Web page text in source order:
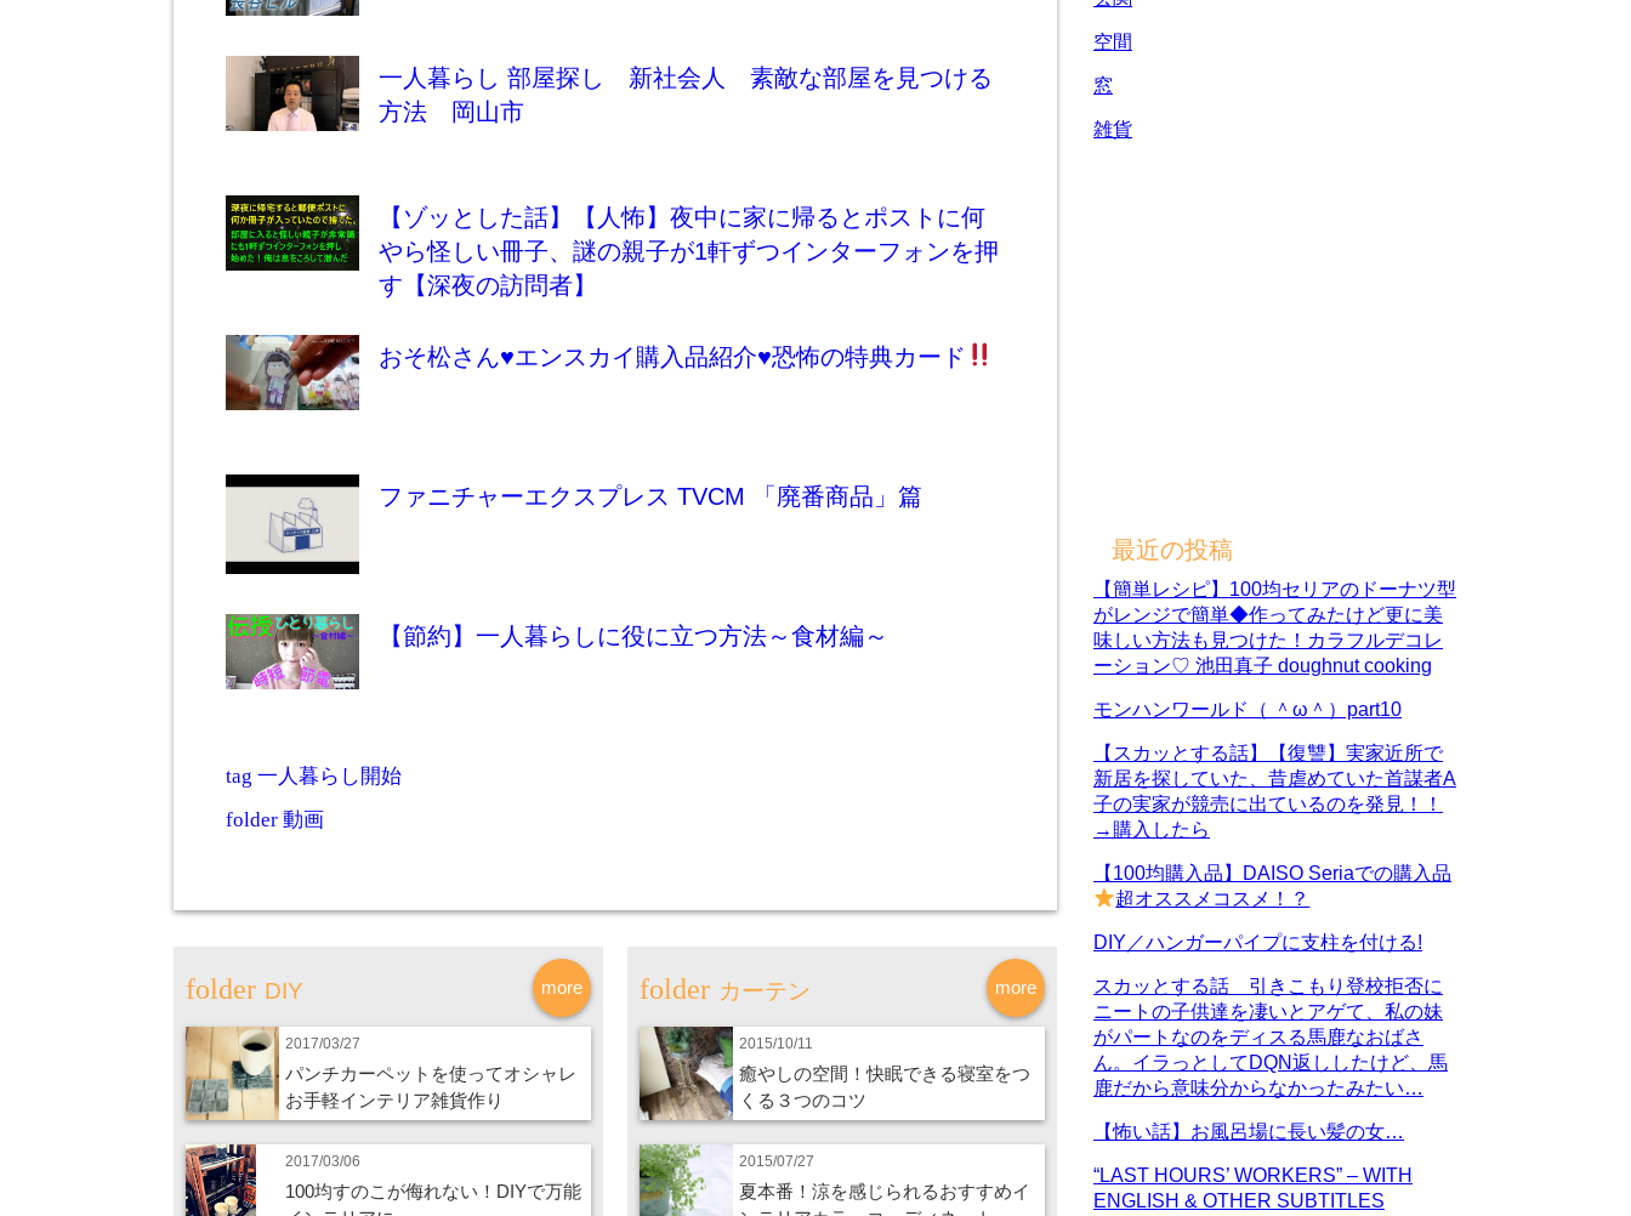
一人暮らし 部屋探し 新社会人 素敵な部屋を見つける
方法 岡山市
【ゾッとした話】【人怖】夜中に家に帰るとポストに何
やら怪しい冊子、謎の親子が1軒ずつインターフォンを押
す【深夜の訪問者】
おそ松さん♥エンスカイ購入品紹介♥恐怖の特典カード
ファニチャーエクスプレス TVCM 「廃番商品」篇
【節約】一人暮らしに役に立つ方法～食材編～
tag 一人暮らし開始
folder 動画
more
DIY
2017/03/27
パンチカーペットを使ってオシャレ
お手軽インテリア雑貨作り
2017/03/06
100均すのこが侮れない！DIYで万能
more
カーテン
2015/10/11
癒やしの空間！快眠できる寝室をつ
くる３つのコツ
2015/07/27
夏本番！涼を感じられるおすすめイ
空間
窓
雑貨
最近の投稿
【簡単レシピ】100均セリアのドーナツ型
がレンジで簡単◆作ってみたけど更に美
味しい方法も見つけた！カラフルデコレ
ーション♡ 池田真子 doughnut cooking
モンハンワールド（ ＾ω＾）part10
【スカッとする話】【復讐】実家近所で
新居を探していた、昔虐めていた首謀者A
子の実家が競売に出ているのを発見！！
→購入したら
【100均購入品】DAISO Seriaでの購入品
超オススメコスメ！？
DIY／ハンガーパイプに支柱を付ける!
スカッとする話 引きこもり登校拒否に
ニートの子供達を凄いとアゲて、私の妹
がパートなのをディスる馬鹿なおばさ
ん。イラっとしてDQN返ししたけど、馬
鹿だから意味分からなかったみたい…
【怖い話】お風呂場に長い髪の女…
“LAST HOURS’ WORKERS” – WITH
ENGLISH & OTHER SUBTITLES